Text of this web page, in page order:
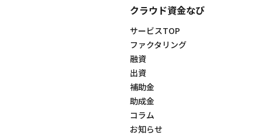
クラウド資金なび
サービスTOP
ファクタリング
融資
出資
補助金
助成金
コラム
お知らせ